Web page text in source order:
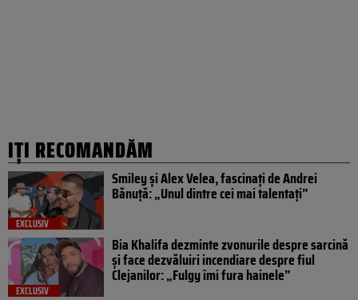
IȚI RECOMANDĂM
EXCLUSIV
Smiley și Alex Velea, fascinați de Andrei
Bănuță: „Unul dintre cei mai talentați”
EXCLUSIV
Bia Khalifa dezminte zvonurile despre sarcină
și face dezvăluiri incendiare despre fiul
Clejanilor: „Fulgy îmi fura hainele”